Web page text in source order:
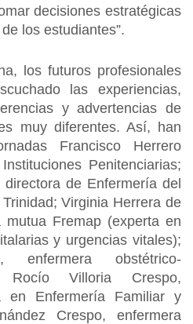
decisiones estratégicas
los estudiantes”.
los futuros profesionales
las experiencias,
y advertencias de
muy diferentes. Así, han
Francisco Herrero
Penitenciarias;
de Enfermería del
Virginia Herrera de
Fremap (experta en
y urgencias vitales);
obstétrico-
Rocío Villoria Crespo,
en Enfermería Familiar y
Crespo, enfermera